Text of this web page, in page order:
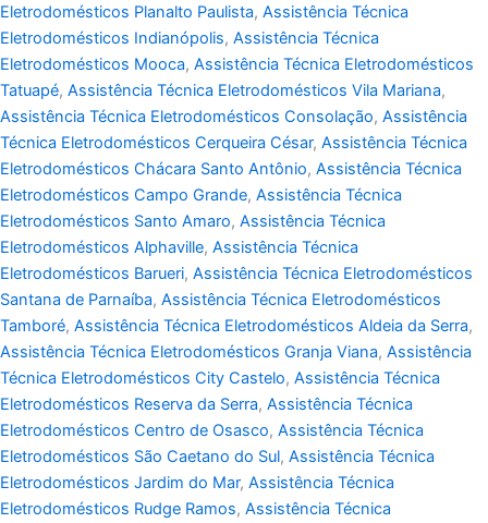
Eletrodomésticos Planalto Paulista, Assistência Técnica
Eletrodomésticos Indianópolis, Assistência Técnica
Eletrodomésticos Mooca, Assistência Técnica Eletrodomésticos
Tatuapé, Assistência Técnica Eletrodomésticos Vila Mariana,
Assistência Técnica Eletrodomésticos Consolação, Assistência
Técnica Eletrodomésticos Cerqueira César, Assistência Técnica
Eletrodomésticos Chácara Santo Antônio, Assistência Técnica
Eletrodomésticos Campo Grande, Assistência Técnica
Eletrodomésticos Santo Amaro, Assistência Técnica
Eletrodomésticos Alphaville, Assistência Técnica
Eletrodomésticos Barueri, Assistência Técnica Eletrodomésticos
Santana de Parnaíba, Assistência Técnica Eletrodomésticos
Tamboré, Assistência Técnica Eletrodomésticos Aldeia da Serra,
Assistência Técnica Eletrodomésticos Granja Viana, Assistência
Técnica Eletrodomésticos City Castelo, Assistência Técnica
Eletrodomésticos Reserva da Serra, Assistência Técnica
Eletrodomésticos Centro de Osasco, Assistência Técnica
Eletrodomésticos São Caetano do Sul, Assistência Técnica
Eletrodomésticos Jardim do Mar, Assistência Técnica
Eletrodomésticos Rudge Ramos, Assistência Técnica